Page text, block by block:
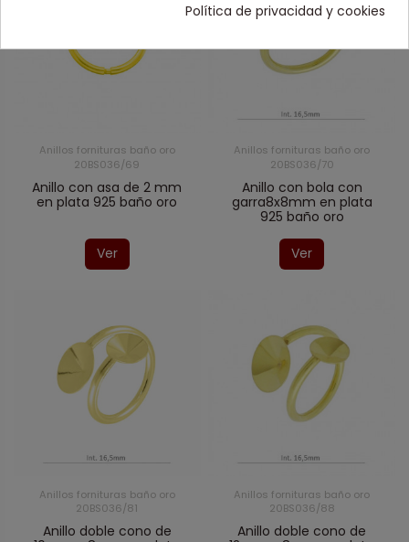
Anillos fornituras baño oro
20BS036/69
Anillo con asa de 2 mm
en plata 925 baño oro
Ver
Anillos fornituras baño oro
20BS036/70
Anillo con bola con
garra8x8mm en plata
925 baño oro
Ver
Anillos fornituras baño oro
20BS036/81
Anillo doble cono de
Anillos fornituras baño oro
20BS036/88
Anillo doble cono de
Política de privacidad y cookies